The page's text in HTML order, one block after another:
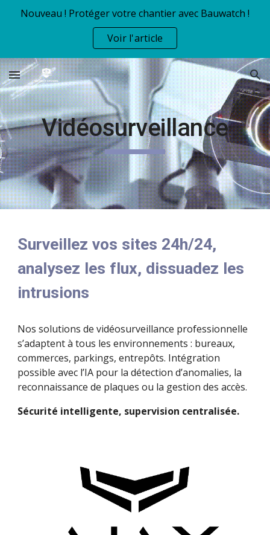
Skip to main content
Nouveau ! Protéger votre chantier avec Bauwatch !
Voir l'article
Vidéosurveillance
Surveillez vos sites 24h/24,
analysez les flux, dissuadez les
intrusions
Nos solutions de vidéosurveillance professionnelle
s’adaptent à tous les environnements : bureaux,
commerces, parkings, entrepôts. Intégration
possible avec l’IA pour la détection d’anomalies, la
reconnaissance de plaques ou la gestion des accès.
Sécurité intelligente, supervision centralisée.